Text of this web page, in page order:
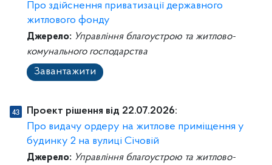
Про здійснення приватизації державного
житлового фонду
Джерело: Управління благоустрою та житлово-
комунального господарства
Завантажити
Проект рішення від 22.07.2026:
Про видачу ордеру на житлове приміщення у
будинку 2 на вулиці Січовій
Джерело: Управління благоустрою та житлово-